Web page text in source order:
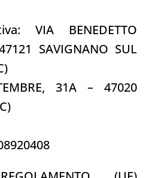
VIA BENEDETTO
SAVIGNANO SUL
31A – 47020